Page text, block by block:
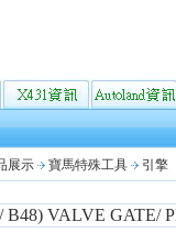
展示 寶馬特殊工具
引擎
B48) VALVE GATE/